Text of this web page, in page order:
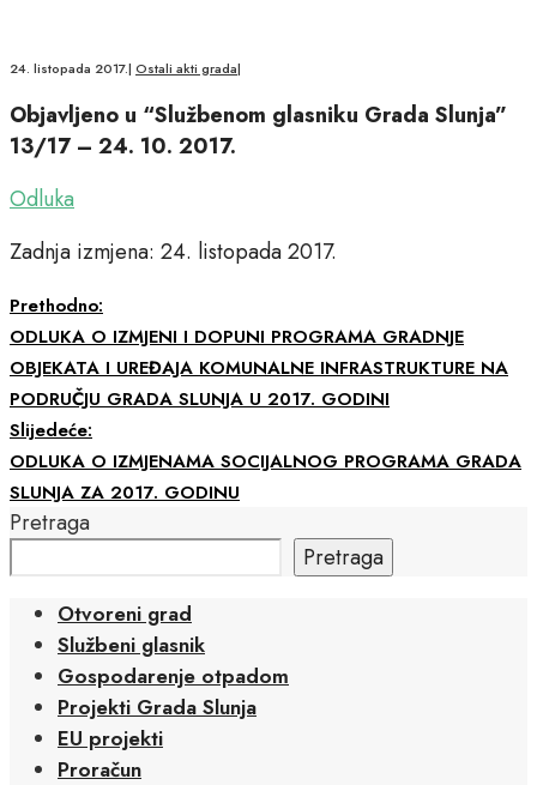
24. listopada 2017.| Ostali akti grada|
Objavljeno u “Službenom glasniku Grada Slunja”
13/17 – 24. 10. 2017.
Odluka
Zadnja izmjena: 24. listopada 2017.
Prethodno:
ODLUKA O IZMJENI I DOPUNI PROGRAMA GRADNJE
OBJEKATA I UREĐAJA KOMUNALNE INFRASTRUKTURE NA
PODRUČJU GRADA SLUNJA U 2017. GODINI
Slijedeće:
ODLUKA O IZMJENAMA SOCIJALNOG PROGRAMA GRADA
SLUNJA ZA 2017. GODINU
Pretraga
Pretraga
Otvoreni grad
Službeni glasnik
Gospodarenje otpadom
Projekti Grada Slunja
EU projekti
Proračun